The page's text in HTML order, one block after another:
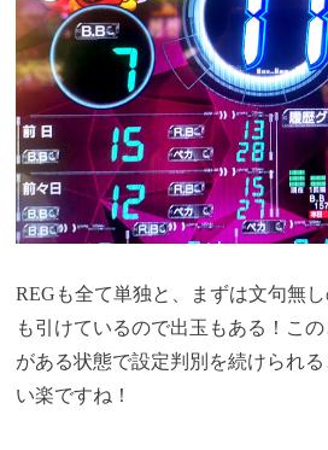
REGも全て単独と、まずは文句無
も引けているので出玉もある！こ
がある状態で設定判別を続けられ
い楽ですね！